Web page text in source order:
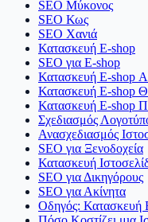
SEO Μύκονος
SEO Κως
SEO Χανιά
Κατασκευή E-shop
SEO για E-shop
Κατασκευή E-shop
Κατασκευή E-shop
Κατασκευή E-shop
Σχεδιασμός
Ανασχεδιασμός
SEO για Ξενοδοχεία
Κατασκευή
SEO για Δικηγόρους
SEO για Ακίνητα
Οδηγός: Κατασκευή